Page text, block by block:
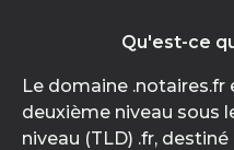
Qu'est-ce
Le domaine
deuxième niveau sous
niveau (TLD) .fr,